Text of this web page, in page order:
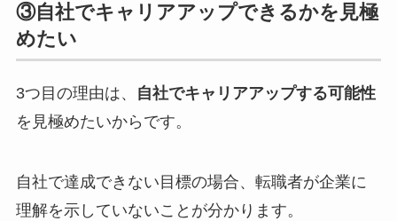
③自社でキャリアアップできるかを見極
めたい
3つ目の理由は、
自社でキャリアアップする可能性
を見極めたいからです。
自社で達成できない目標の場合、転職者が企業に
理解を示していないことが分かります。